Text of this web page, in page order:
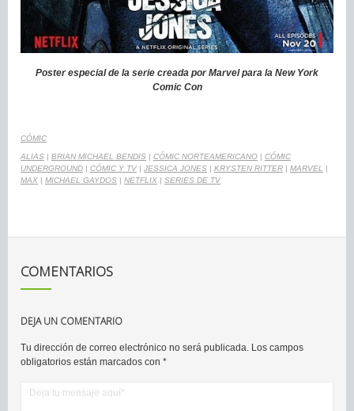
Poster especial de la serie creada por Marvel para la New York
Comic Con
CÓMIC
ALIAS | BRIAN MICHAEL BENDIS | CÓMIC NORTEAMERICANO | CÓMIC
UNDERGROUND | CÓMIC Y TV | JESSICA JONES | KRYSTEN RITTER | MARVEL
|
MAX | MICHAEL GAYDOS | NETFLIX | SERIES DE TV
COMENTARIOS
DEJA UN COMENTARIO
Tu dirección de correo electrónico no será publicada. Los campos
obligatorios están marcados con *